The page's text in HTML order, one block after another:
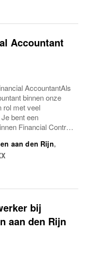
Accountant
AccountantAls
binnen onze
rol met veel
bent een
Financial Control
Je
aan den Rijn,
bij
aan den Rijn